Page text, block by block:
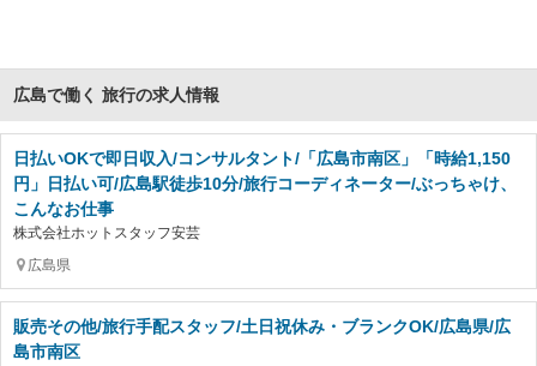
広島で働く 旅行の求人情報
日払いOKで即日収入/コンサルタント/「広島市南区」「時給1,150
円」日払い可/広島駅徒歩10分/旅行コーディネーター/ぶっちゃけ、
こんなお仕事
株式会社ホットスタッフ安芸
広島県
販売その他/旅行手配スタッフ/土日祝休み・ブランクOK/広島県/広
島市南区